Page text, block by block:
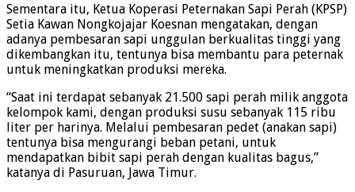
Sementara itu, Ketua Koperasi Peternakan Sapi Perah (KPSP)
Setia Kawan Nongkojajar Koesnan mengatakan, dengan
adanya pembesaran sapi unggulan berkualitas tinggi yang
dikembangkan itu, tentunya bisa membantu para peternak
untuk meningkatkan produksi mereka.
“Saat ini terdapat sebanyak 21.500 sapi perah milik anggota
kelompok kami, dengan produksi susu sebanyak 115 ribu
liter per harinya. Melalui pembesaran pedet (anakan sapi)
tentunya bisa mengurangi beban petani, untuk
mendapatkan bibit sapi perah dengan kualitas bagus,”
katanya di Pasuruan, Jawa Timur.